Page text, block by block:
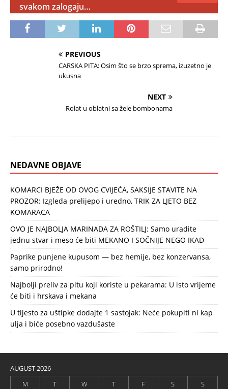
svakom zalogaju…
PREVIOUS
CARSKA PITA: Osim što se brzo sprema, izuzetno je
ukusna
NEXT
Rolat u oblatni sa žele bombonama
NEDAVNE OBJAVE
KOMARCI BJEŽE OD OVOG CVIJEĆA, SAKSIJE STAVITE NA
PROZOR: Izgleda prelijepo i uredno, TRIK ZA LJETO BEZ
KOMARACA
OVO JE NAJBOLJA MARINADA ZA ROŠTILJ: Samo uradite
jednu stvar i meso će biti MEKANO I SOČNIJE NEGO IKAD
Paprike punjene kupusom — bez hemije, bez konzervansa,
samo prirodno!
Najbolji preliv za pitu koji koriste u pekarama: U isto vrijeme
će biti i hrskava i mekana
U tijesto za uštipke dodajte 1 sastojak: Neće pokupiti ni kap
ulja i biće posebno vazdušaste
AUGUST 2026
M
T W T F S
S